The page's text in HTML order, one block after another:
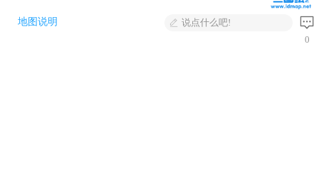
地图说明
说点什么吧!
0